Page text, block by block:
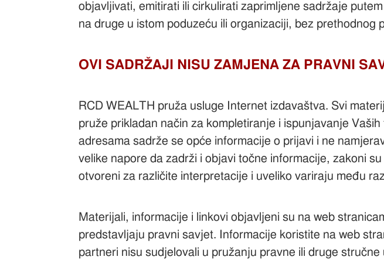
objavljivati, emitirati ili cirkulirati zaprimljene sadržaje
na druge u istom poduzeću ili organizaciji, bez prethodnog
OVI SADRŽAJI NISU ZAMJENA ZA PRAVNI
RCD WEALTH pruža usluge Internet izdavaštva. Svi
pruže prikladan način za kompletiranje i ispunjavanje
adresama sadrže se opće informacije o prijavi i ne
velike napore da zadrži i objavi točne informacije, zakoni
otvoreni za različite interpretacije i uveliko variraju među
Materijali, informacije i linkovi objavljeni su na web
predstavljaju pravni savjet. Informacije koristite na web
partneri nisu sudjelovali u pružanju pravne ili druge